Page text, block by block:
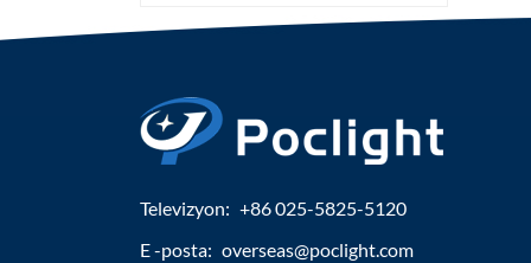
Televizyon: +86 025-5825-5120
E -posta: overseas@poclight.com